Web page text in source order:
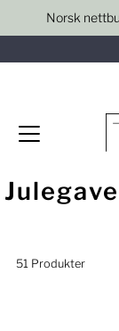
Gå til innhold
Norsk
51 Produkter